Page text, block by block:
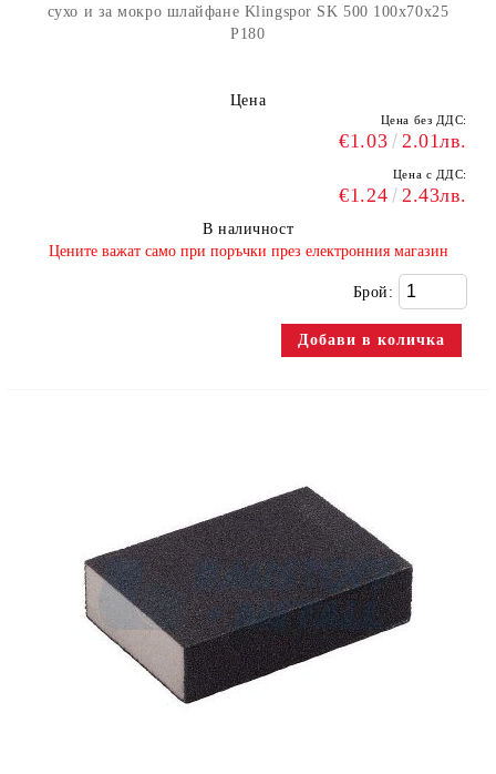
сухо и за мокро шлайфане Klingspor SK 500 100x70x25
Р180
Цена
Цена без ДДС:
€1.03 2.01лв.
Цена с ДДС:
€1.24 2.43лв.
В наличност
​Цените важат само при поръчки през електронния магазин
Брой: